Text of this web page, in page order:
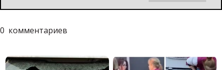
0 комментариев